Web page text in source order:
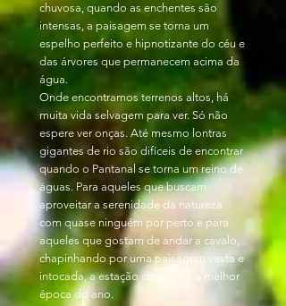
chuvosa, quando as enchentes são
intensas, a paisagem se torna um
espelho perfeito e hipnotizante do céu e
das árvores que permanecem acima da
água.
Onde encontramos terrenos altos, há
muita vida selvagem para ver. Só não
espere ver onças. Até mesmo lontras
gigantes de rio são difíceis de encontrar
quando o Pantanal se torna um reino de
águas. Para aqueles que buscam
aproveitar a serenidade da natureza
com quase ninguém por perto e para
aqueles que gostam de andar a cavalo,
chapinhando por uma paisagem vasta e
intocada, a estação chuvosa é a melhor
época do ano.